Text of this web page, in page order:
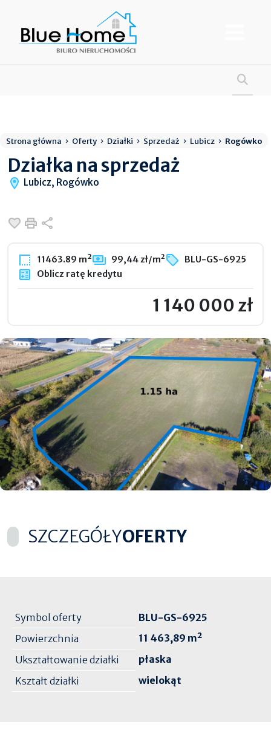
Strona główna Oferty Działki Sprzedaż Lubicz Rogówko
Działka na sprzedaż
Lubicz, Rogówko
Dodaj do ulubionych
Drukuj
11463.89 m² 99,44 zł/m2
BLU-GS-6925
Oblicz ratę kredytu
1 140 000 zł
SZCZEGÓŁYOFERTY
Symbol oferty
BLU-GS-6925
Powierzchnia
11 463,89 m²
Ukształtowanie działki
płaska
Kształt działki
wielokąt